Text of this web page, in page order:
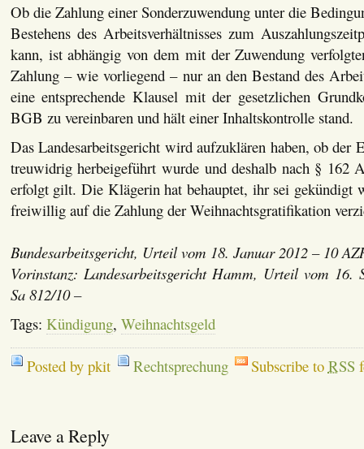
Ob die Zahlung einer Sonderzuwendung unter die
Bestehens des Arbeitsverhältnisses zum
kann, ist abhängig von dem mit der Zuwendung
Zahlung – wie vorliegend – nur an den Bestand des
eine entsprechende Klausel mit der gesetzlichen
BGB zu vereinbaren und hält einer Inhaltskontrolle stand.
Das Landesarbeitsgericht wird aufzuklären haben, ob der
treuwidrig herbeigeführt wurde und deshalb nach § 162
erfolgt gilt. Die Klägerin hat behauptet, ihr sei gekündigt
freiwillig auf die Zahlung der Weihnachtsgratifikation
Bundesarbeitsgericht, Urteil vom 18. Januar 2012 – 10
Vorinstanz: Landesarbeitsgericht Hamm, Urteil vom 16.
Sa 812/10 –
Tags: Kündigung, Weihnachtsgeld
Posted by pkit Rechtsprechung Subscribe to RSS
Leave a Reply